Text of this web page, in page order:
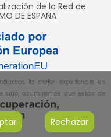
de la Red de
DE ESPAÑA
la mejor experiencia en
sitio, asumiremos que estás de
Rechazar